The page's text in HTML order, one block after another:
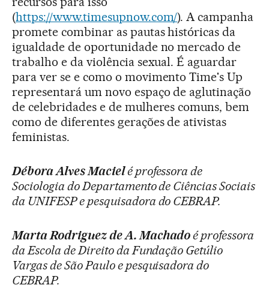
(https://www.timesupnow.com/). A campanha
promete combinar as pautas históricas da
igualdade de oportunidade no mercado de
trabalho e da violência sexual. É aguardar
para ver se e como o movimento Time's Up
representará um novo espaço de aglutinação
de celebridades e de mulheres comuns, bem
como de diferentes gerações de ativistas
feministas.
Débora Alves Macielé professora de
Sociologia do Departamento de Ciências Sociais
da UNIFESP e pesquisadora do CEBRAP.
Marta Rodriguez de A. Machadoé professora
da Escola de Direito da Fundação Getúlio
Vargas de São Paulo e pesquisadora do
CEBRAP.